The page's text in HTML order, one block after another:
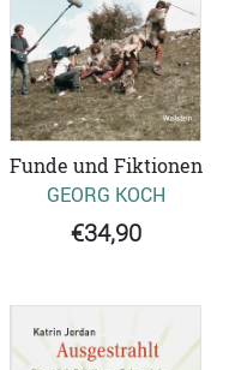
Funde und Fiktionen
GEORG KOCH
€34,90